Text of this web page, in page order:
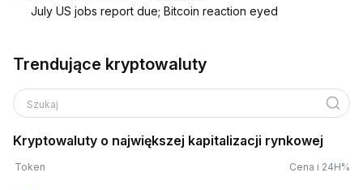
July US jobs report due; Bitcoin reaction eyed
Trendujące kryptowaluty
Szukaj
Kryptowaluty o największej kapitalizacji rynkowej
Token Cena i 24H%